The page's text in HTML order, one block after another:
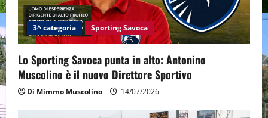
t
i
o
n
3^ categoria Sporting Savoca
Lo Sporting Savoca punta in alto: Antonino
Muscolino è il nuovo Direttore Sportivo
Di Mimmo Muscolino 14/07/2026